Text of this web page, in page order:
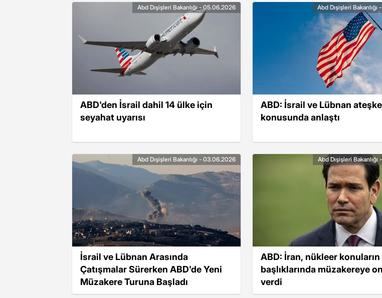
ABD'den İsrail dahil 14 ülke için
seyahat uyarısı
Abd Dışişleri Bakanlığı - 05.06.2026
ABD: İsrail ve Lübnan
konusunda anlaştı
Abd Dışişleri
İsrail ve Lübnan Arasında
Çatışmalar Sürerken ABD'de Yeni
Müzakere Turuna Başladı
Abd Dışişleri Bakanlığı - 03.06.2026
ABD: İran, nükleer konuların
başlıklarında müzakereye
verdi
Abd Dışişleri